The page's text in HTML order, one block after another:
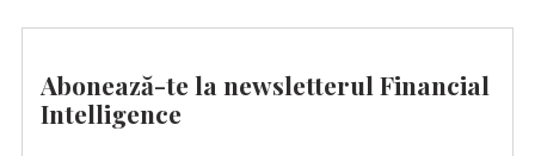
Abonează-te la newsletterul Financial
Intelligence